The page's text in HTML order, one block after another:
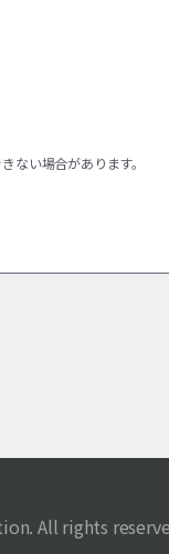
ない場合があります。
All rights